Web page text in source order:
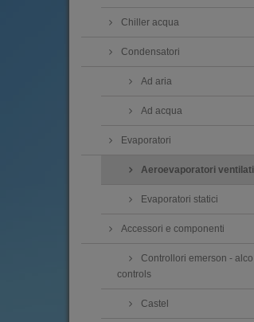
Chiller acqua
Condensatori
Ad aria
Ad acqua
Evaporatori
Aeroevaporatori ventilati
Evaporatori statici
Accessori e componenti
Controllori emerson - alco
controls
Castel